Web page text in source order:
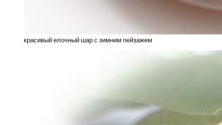
красивый елочный шар с зимним пейзажем